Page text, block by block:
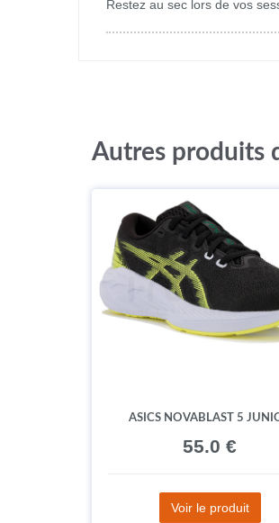
Restez au sec lors de vos
Autres produits
ASICS NOVABLAST 5
55.0 €
Voir le produit